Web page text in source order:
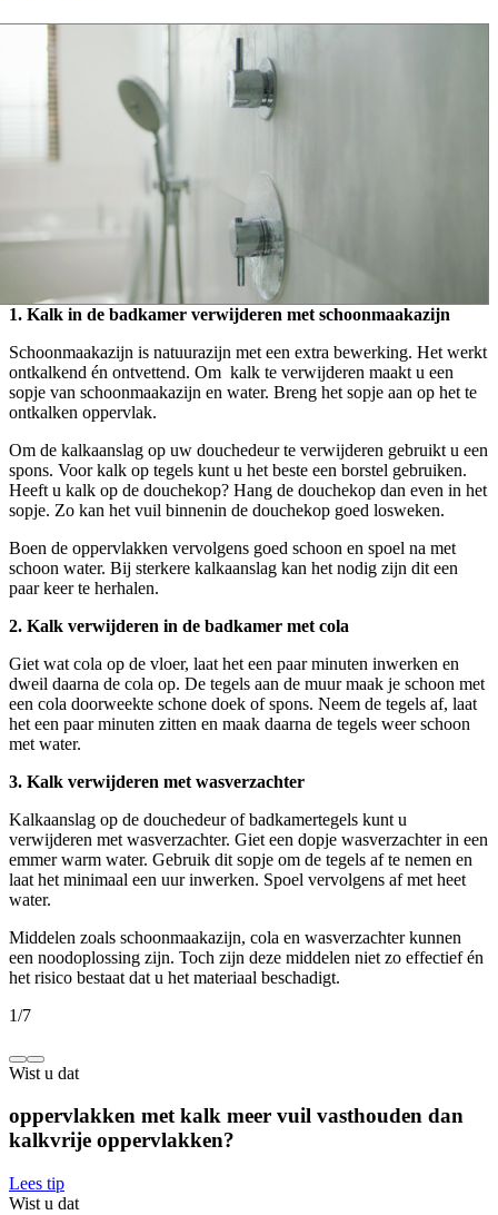
1. Kalk in de badkamer verwijderen met schoonmaakazijn
Schoonmaakazijn is natuurazijn met een extra bewerking. Het werkt
ontkalkend én ontvettend. Om kalk te verwijderen maakt u een
sopje van schoonmaakazijn en water. Breng het sopje aan op het te
ontkalken oppervlak.
Om de kalkaanslag op uw douchedeur te verwijderen gebruikt u een
spons. Voor kalk op tegels kunt u het beste een borstel gebruiken.
Heeft u kalk op de douchekop? Hang de douchekop dan even in het
sopje. Zo kan het vuil binnenin de douchekop goed losweken.
Boen de oppervlakken vervolgens goed schoon en spoel na met
schoon water. Bij sterkere kalkaanslag kan het nodig zijn dit een
paar keer te herhalen.
2. Kalk verwijderen in de badkamer met cola
Giet wat cola op de vloer, laat het een paar minuten inwerken en
dweil daarna de cola op. De tegels aan de muur maak je schoon met
een cola doorweekte schone doek of spons. Neem de tegels af, laat
het een paar minuten zitten en maak daarna de tegels weer schoon
met water.
3. Kalk verwijderen met wasverzachter
Kalkaanslag op de douchedeur of badkamertegels kunt u
verwijderen met wasverzachter. Giet een dopje wasverzachter in een
emmer warm water. Gebruik dit sopje om de tegels af te nemen en
laat het minimaal een uur inwerken. Spoel vervolgens af met heet
water.
Middelen zoals schoonmaakazijn, cola en wasverzachter kunnen
een noodoplossing zijn. Toch zijn deze middelen niet zo effectief én
het risico bestaat dat u het materiaal beschadigt.
1/7
Wist u dat
oppervlakken met kalk meer vuil vasthouden dan
kalkvrije oppervlakken?
Lees tip
Wist u dat